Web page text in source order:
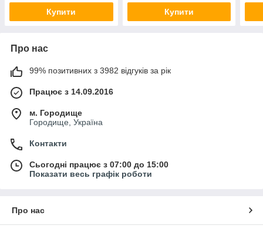
Купити Купити
Про нас
99% позитивних з 3982 відгуків за рік
Працює з 14.09.2016
м. Городище
Городище, Україна
Контакти
Сьогодні працює з 07:00 до 15:00
Показати весь графік роботи
Про нас